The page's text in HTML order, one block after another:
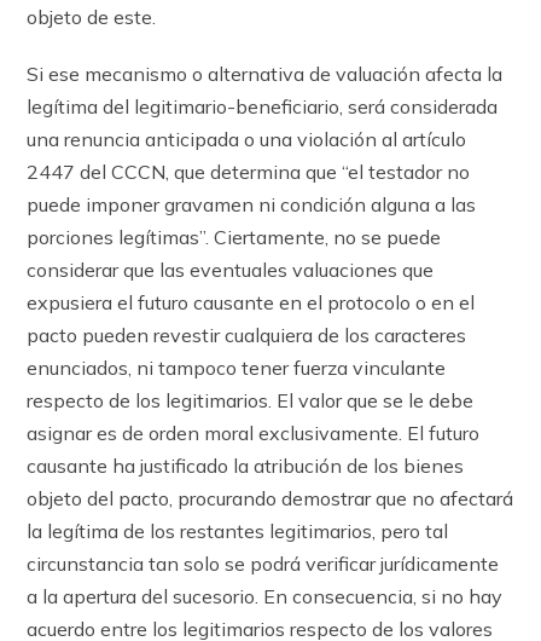
objeto de este.
Si ese mecanismo o alternativa de valuación afecta la
legítima del legitimario-beneficiario, será considerada
una renuncia anticipada o una violación al ar­tícu­lo
2447 del CCCN, que determina que “el testador no
puede imponer gravamen ni condición alguna a las
porciones legítimas”. Ciertamente, no se puede
considerar que las eventuales valuaciones que
expusiera el futuro causante en el protocolo o en el
pacto pueden revestir cualquiera de los caracteres
enunciados, ni tampoco tener fuerza vinculante
respecto de los legitimarios. El valor que se le debe
asignar es de orden moral exclusivamente. El futuro
causante ha justificado la atribución de los bienes
objeto del pacto, procurando demostrar que no afectará
la legítima de los restantes legitimarios, pero tal
circunstancia tan solo se podrá verificar jurídicamente
a la apertura del sucesorio. En consecuencia, si no hay
acuerdo entre los legitimarios respecto de los valores